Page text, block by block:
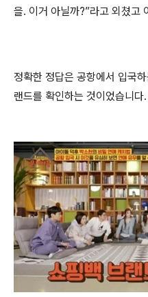
을. 이거 아닐까?”라고 외쳤고
정확한 정답은 공항에서 입국
랜드를 확인하는 것이었습니다.